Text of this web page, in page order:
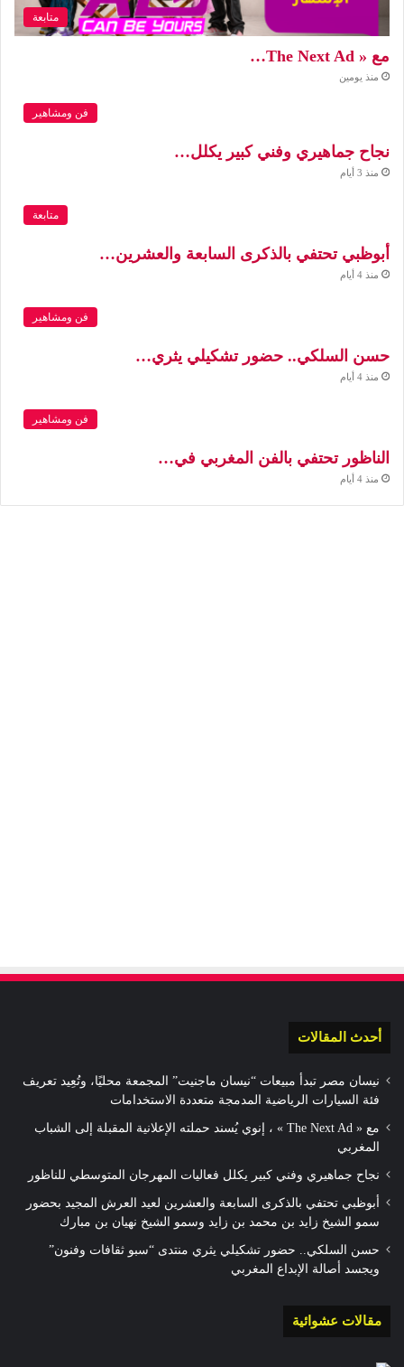
متابعة
مع « The Next Ad…
منذ يومين
فن ومشاهير
نجاح جماهيري وفني كبير يكلل…
منذ 3 أيام
متابعة
أبوظبي تحتفي بالذكرى السابعة والعشرين…
منذ 4 أيام
فن ومشاهير
حسن السلكي.. حضور تشكيلي يثري…
منذ 4 أيام
فن ومشاهير
الناظور تحتفي بالفن المغربي في…
منذ 4 أيام
أحدث المقالات
نيسان مصر تبدأ مبيعات “نيسان ماجنيت” المجمعة محليًا، وتُعِيد تعريف
فئة السيارات الرياضية المدمجة متعددة الاستخدامات
مع « The Next Ad » ، إنوي يُسند حملته الإعلانية المقبلة إلى الشباب
المغربي
نجاح جماهيري وفني كبير يكلل فعاليات المهرجان المتوسطي للناظور
أبوظبي تحتفي بالذكرى السابعة والعشرين لعيد العرش المجيد بحضور
سمو الشيخ زايد بن محمد بن زايد وسمو الشيخ نهيان بن مبارك
حسن السلكي.. حضور تشكيلي يثري منتدى “سبو ثقافات وفنون”
ويجسد أصالة الإبداع المغربي
مقالات عشوائية